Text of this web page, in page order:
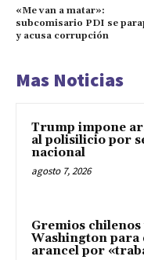
«Me van a matar»:
subcomisario PDI se
y acusa corrupción
Mas Noticias
Trump impone
al polisilicio por
nacional
agosto 7, 2026
Gremios
Washington para
arancel por